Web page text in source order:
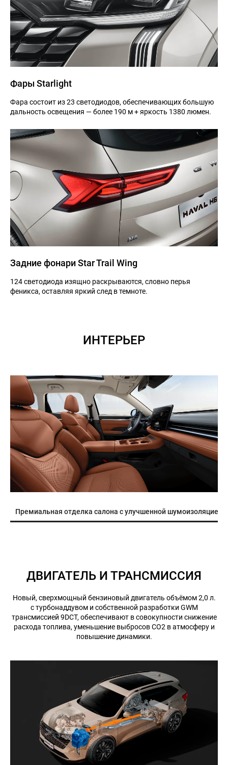
Фары Starlight
Фара состоит из 23 светодиодов, обеспечивающих большую
дальность освещения — более 190 м + яркость 1380 люмен.
Задние фонари Star Trail Wing
124 светодиода изящно раскрываются, словно перья
феникса, оставляя яркий след в темноте.
ИНТЕРЬЕР
Премиальная отделка салона с улучшенной шумоизоляцией
ДВИГАТЕЛЬ И ТРАНСМИССИЯ
Новый, сверхмощный бензиновый двигатель объёмом 2,0 л.
с турбонаддувом и собственной разработки GWM
трансмиссией 9DCT, обеспечивают в совокупности снижение
расхода топлива, уменьшение выбросов CO2 в атмосферу и
повышение динамики.